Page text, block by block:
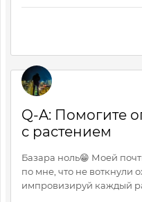
Q-A: Помогите
с растением
Базара ноль😁 Моей
по мне, что не воткнули
импровизируй каждый